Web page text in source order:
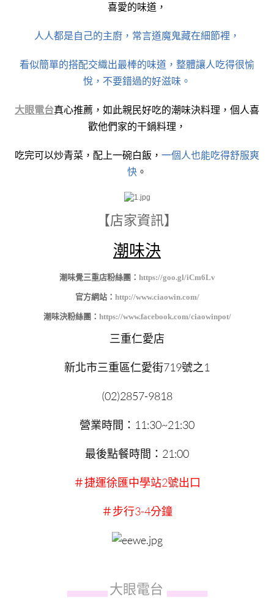
喜愛的味道，
人人都是自己的主廚，常言道魔鬼藏在細節裡，
看似簡單的搭配交織出最棒的味道，整體讓人吃得很愉
悅，不要錯過的好滋味。
大眼電台真心推薦，如此親民好吃的潮味決料理，個人喜
歡他們家的干鍋料理，
吃完可以炒青菜，配上一碗白飯， 一個人也能吃得舒服爽
快 。
【店家資訊】
潮味決
潮味覺三重店粉絲團： https://goo.gl/iCm6Lv
官方網站： http://www.ciaowin.com/
潮味決粉絲團： https://www.facebook.com/ciaowinpot/
三重仁愛店
新北市三重區仁愛街719號之1
(02)2857-9818
營業時間：11:30~21:30
最後點餐時間：21:00
＃捷運徐匯中學站2號出口
＃步行3-4分鐘
▄▄▄▄▄▄ 大眼電台 ▄▄▄▄▄▄